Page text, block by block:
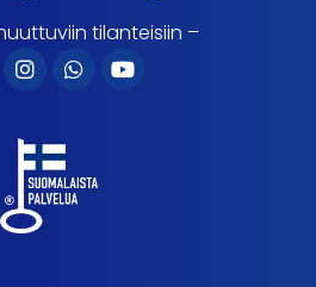
tilanteisiin –